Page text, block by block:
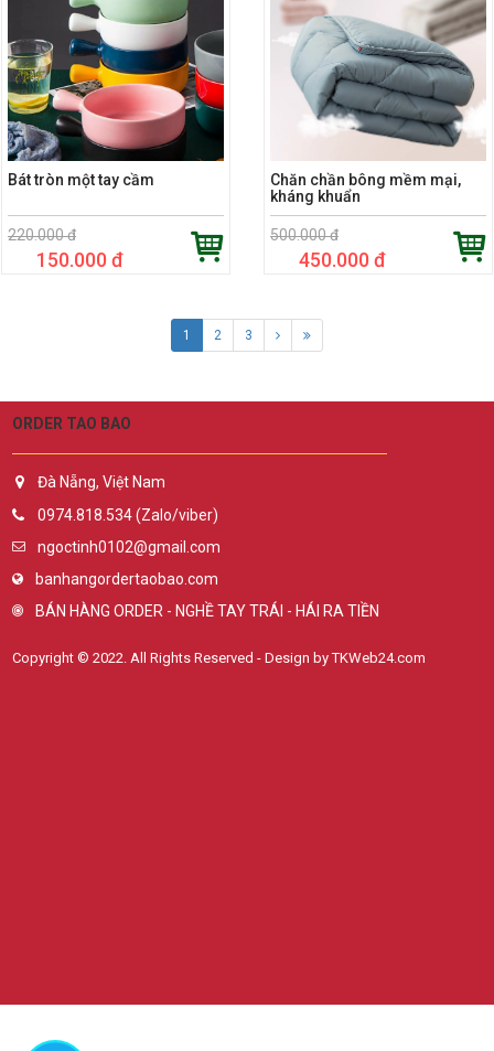
Bát tròn một tay cầm
220.000 đ
150.000 đ
Chăn chần bông mềm mại,
kháng khuẩn
500.000 đ
450.000 đ
1 2 3
ORDER TAO BAO
Đà Nẵng, Việt Nam
0974.818.534 (Zalo/viber)
ngoctinh0102@gmail.com
banhangordertaobao.com
BÁN HÀNG ORDER - NGHỀ TAY TRÁI - HÁI RA TIỀN
Copyright © 2022. All Rights Reserved - Design by TKWeb24.com